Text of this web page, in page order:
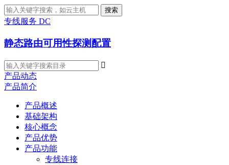
搜索
专线服务 DC
静态路由可用性探测配置

产品动态
产品简介
产品概述
基础架构
核心概念
产品优势
产品功能
专线连接